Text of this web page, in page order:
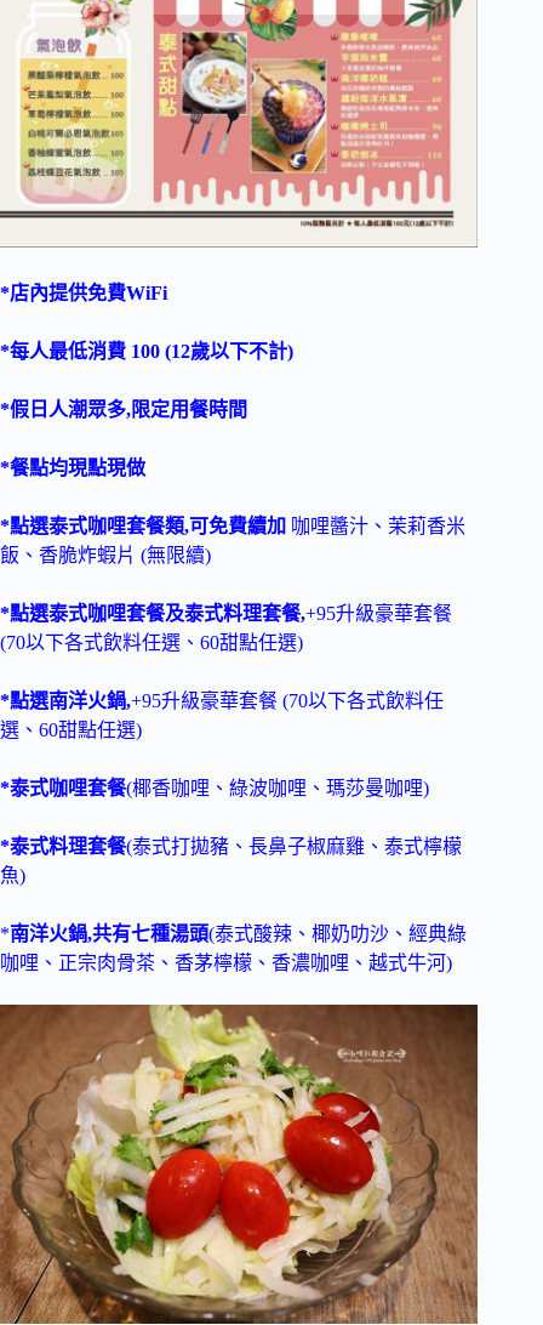
*店內提供免費WiFi
*每人最低消費 100 (12歲以下不計)
*假日人潮眾多,限定用餐時間
*餐點均現點現做
*點選泰式咖哩套餐類,可免費續加 咖哩醬汁、茉莉香米
飯、香脆炸蝦片 (無限續)
*點選泰式咖哩套餐及泰式料理套餐,+95升級豪華套餐
(70以下各式飲料任選、60甜點任選)
*點選南洋火鍋,+95升級豪華套餐 (70以下各式飲料任
選、60甜點任選)
*泰式咖哩套餐(椰香咖哩、綠波咖哩、瑪莎曼咖哩)
*泰式料理套餐(泰式打拋豬、長鼻子椒麻雞、泰式檸檬
魚)
*南洋火鍋,共有七種湯頭(泰式酸辣、椰奶叻沙、經典綠
咖哩、正宗肉骨茶、香茅檸檬、香濃咖哩、越式牛河)